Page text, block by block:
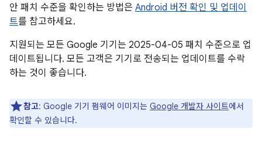
안 패치 수준을 확인하는 방법은 Android 버전 확인 및 업데이
트를 참고하세요.
지원되는 모든 Google 기기는 2025-04-05 패치 수준으로 업
데이트됩니다. 모든 고객은 기기로 전송되는 업데이트를 수락
하는 것이 좋습니다.
참고: Google 기기 펌웨어 이미지는 Google 개발자 사이트에서
확인할 수 있습니다.